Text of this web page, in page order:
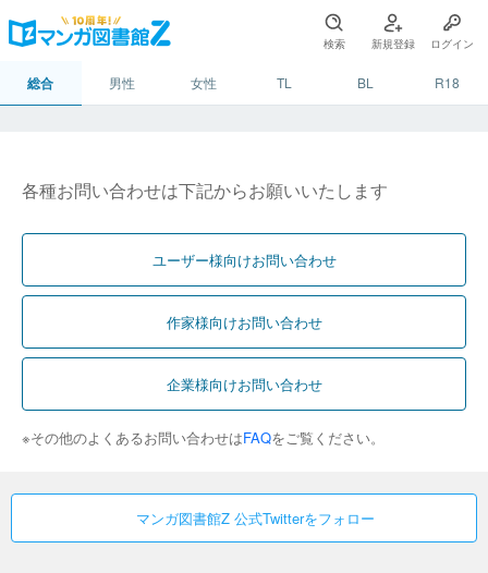
検索 新規登録 ログイン
総合 男性 女性 TL BL R18
各種お問い合わせは下記からお願いいたします
ユーザー様向けお問い合わせ
作家様向けお問い合わせ
企業様向けお問い合わせ
※その他のよくあるお問い合わせはFAQをご覧ください。
マンガ図書館Z 公式Twitterをフォロー